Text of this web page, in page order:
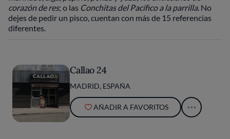
corazón de res; o las Conchitas del Pacífico a la parrilla. No
dejes de pedir un pisco, cuentan con más de 15 referencias
diferentes.
Callao 24
MADRID, ESPAÑA
AÑADIR A FAVORITOS